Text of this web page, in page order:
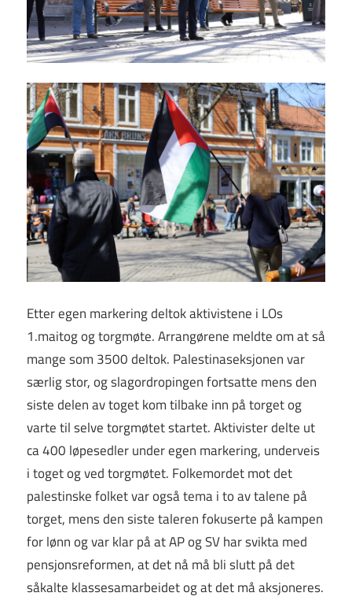
Etter egen markering deltok aktivistene i LOs
1.maitog og torgmøte. Arrangørene meldte om at så
mange som 3500 deltok. Palestinaseksjonen var
særlig stor, og slagordropingen fortsatte mens den
siste delen av toget kom tilbake inn på torget og
varte til selve torgmøtet startet. Aktivister delte ut
ca 400 løpesedler under egen markering, underveis
i toget og ved torgmøtet. Folkemordet mot det
palestinske folket var også tema i to av talene på
torget, mens den siste taleren fokuserte på kampen
for lønn og var klar på at AP og SV har svikta med
pensjonsreformen, at det nå må bli slutt på det
såkalte klassesamarbeidet og at det må aksjoneres.